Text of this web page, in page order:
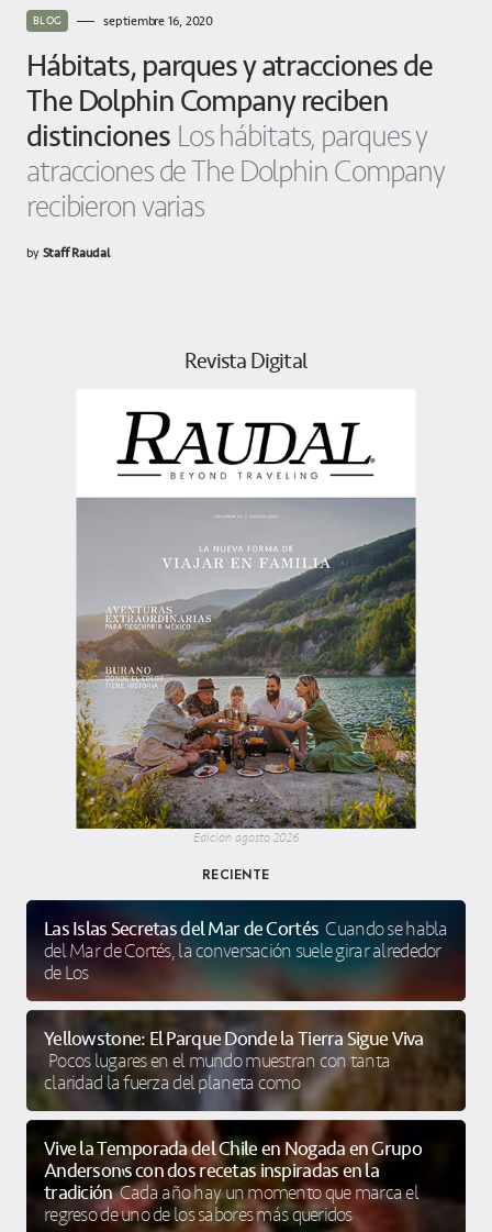
BLOG septiembre 16, 2020
Hábitats, parques y atracciones de
The Dolphin Company reciben
distinciones Los hábitats, parques y
atracciones de The Dolphin Company
recibieron varias
byStaff Raudal
Revista Digital
Edición agosto 2026
RECIENTE
Las Islas Secretas del Mar de Cortés Cuando se habla
del Mar de Cortés, la conversación suele girar alrededor
de Los
Yellowstone: El Parque Donde la Tierra Sigue Viva
Pocos lugares en el mundo muestran con tanta
claridad la fuerza del planeta como
Vive la Temporada del Chile en Nogada en Grupo
Anderson’s con dos recetas inspiradas en la
tradición Cada año hay un momento que marca el
regreso de uno de los sabores más queridos